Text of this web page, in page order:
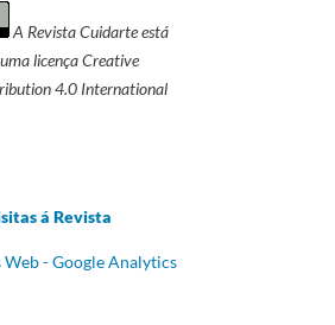
A Revista Cuidarte está
licença Creative
4.0 International
á Revista
Web - Google Analytics